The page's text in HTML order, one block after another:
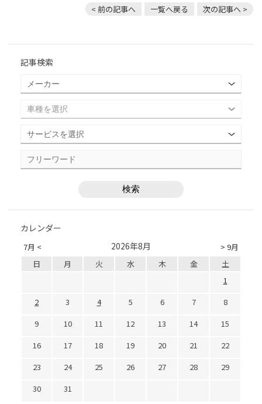
< 前の記事へ 一覧へ戻る 次の記事へ >
記事検索
カレンダー
7月 < > 9月
2026年8月
日 月 火 水 木 金
土
1
2
3 4 5 6 7
8
9
10 11 12 13 14
15
16
17 18 19 20 21
22
23
24 25 26 27 28
29
30
31